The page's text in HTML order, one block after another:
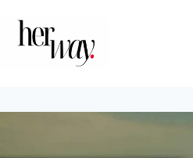
contenuto